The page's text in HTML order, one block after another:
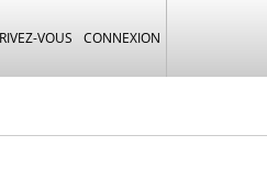
VOUS CONNEXION